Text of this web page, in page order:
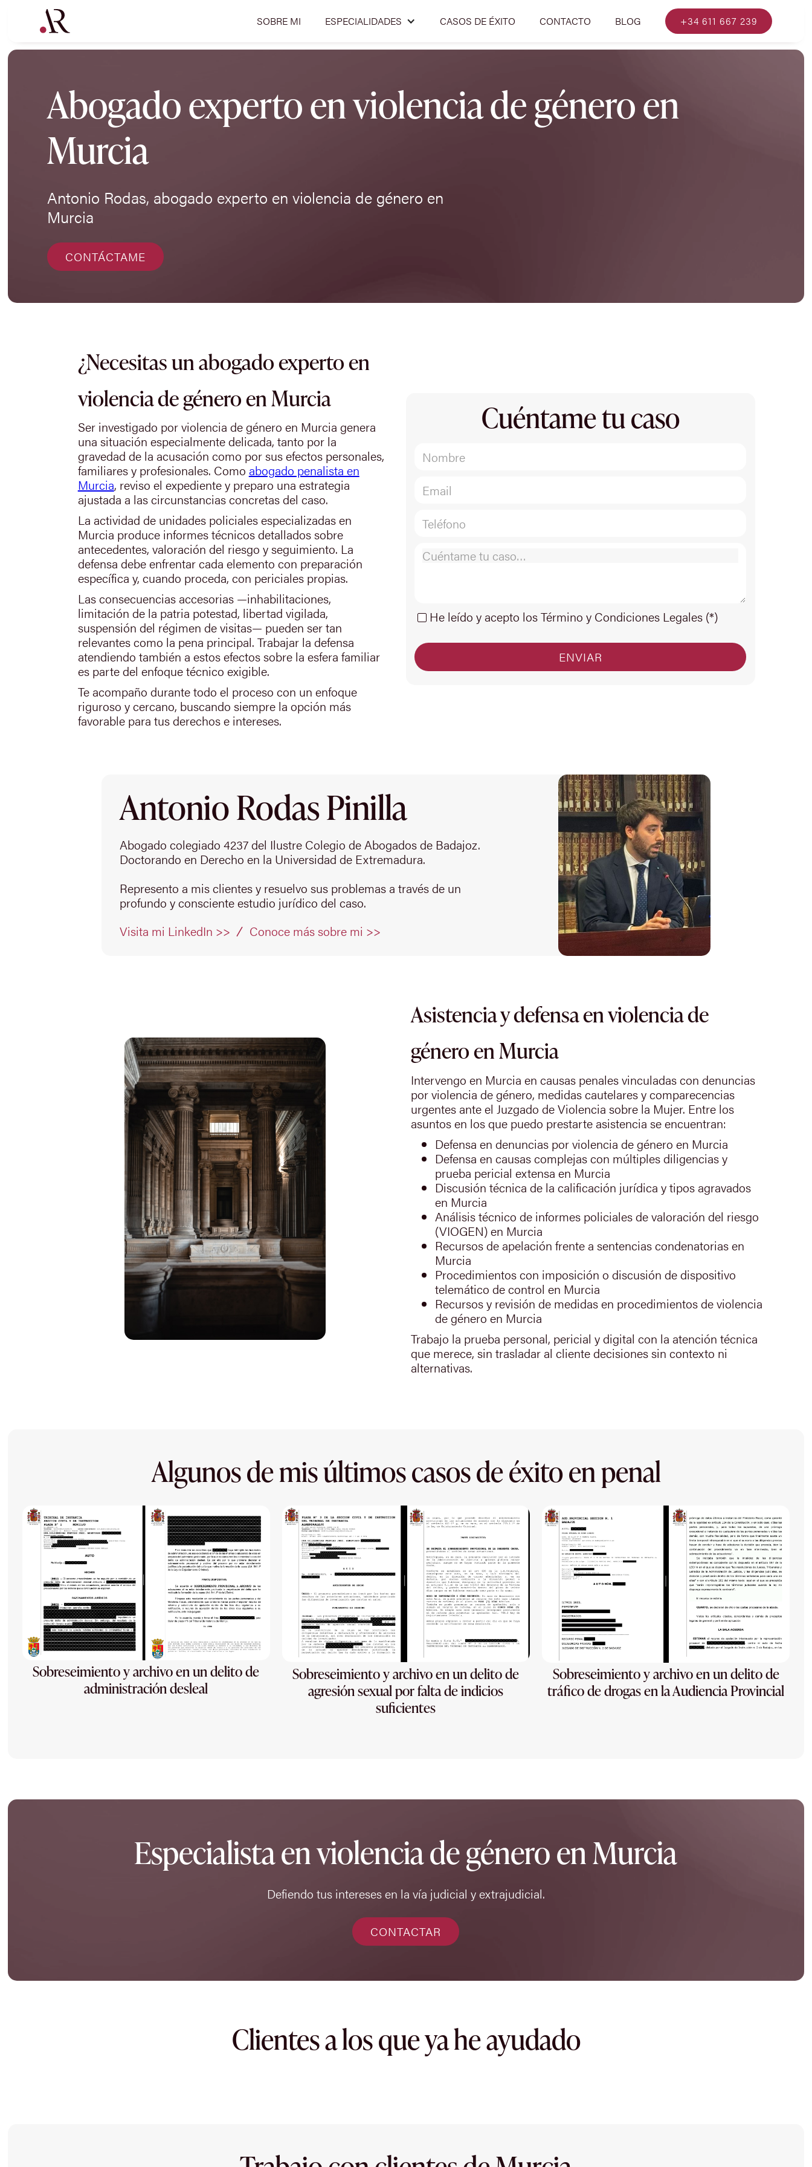
SOBRE MI ESPECIALIDADES CASOS DE ÉXITO CONTACTO BLOG +34 611 667 239
Abogado experto en violencia de género en
Murcia
Antonio Rodas, abogado experto en violencia de género en
Murcia
CONTÁCTAME
¿Necesitas un abogado experto en
violencia de género en Murcia
Ser investigado por violencia de género en Murcia genera
una situación especialmente delicada, tanto por la
gravedad de la acusación como por sus efectos personales,
familiares y profesionales. Como abogado penalista en
Murcia, reviso el expediente y preparo una estrategia
ajustada a las circunstancias concretas del caso.
La actividad de unidades policiales especializadas en
Murcia produce informes técnicos detallados sobre
antecedentes, valoración del riesgo y seguimiento. La
defensa debe enfrentar cada elemento con preparación
específica y, cuando proceda, con periciales propias.
Las consecuencias accesorias —inhabilitaciones,
limitación de la patria potestad, libertad vigilada,
suspensión del régimen de visitas— pueden ser tan
relevantes como la pena principal. Trabajar la defensa
atendiendo también a estos efectos sobre la esfera familiar
es parte del enfoque técnico exigible.
Te acompaño durante todo el proceso con un enfoque
riguroso y cercano, buscando siempre la opción más
favorable para tus derechos e intereses.
Cuéntame tu caso
He leído y acepto los Término y Condiciones Legales (*)
Antonio Rodas Pinilla
Abogado colegiado 4237 del Ilustre Colegio de Abogados de Badajoz.
Doctorando en Derecho en la Universidad de Extremadura.
Represento a mis clientes y resuelvo sus problemas a través de un
profundo y consciente estudio jurídico del caso.
Visita mi LinkedIn >>
Conoce más sobre mi >>
Asistencia y defensa en violencia de
género en Murcia
Intervengo en Murcia en causas penales vinculadas con denuncias
por violencia de género, medidas cautelares y comparecencias
urgentes ante el Juzgado de Violencia sobre la Mujer. Entre los
asuntos en los que puedo prestarte asistencia se encuentran:
Defensa en denuncias por violencia de género en Murcia
Defensa en causas complejas con múltiples diligencias y
prueba pericial extensa en Murcia
Discusión técnica de la calificación jurídica y tipos agravados
en Murcia
Análisis técnico de informes policiales de valoración del riesgo
(VIOGEN) en Murcia
Recursos de apelación frente a sentencias condenatorias en
Murcia
Procedimientos con imposición o discusión de dispositivo
telemático de control en Murcia
Recursos y revisión de medidas en procedimientos de violencia
de género en Murcia
Trabajo la prueba personal, pericial y digital con la atención técnica
que merece, sin trasladar al cliente decisiones sin contexto ni
alternativas.
Algunos de mis últimos casos de éxito en penal
Sobreseimiento y archivo en un delito de
administración desleal
Sobreseimiento y archivo en un delito de
agresión sexual por falta de indicios
suficientes
Sobreseimiento y archivo en un delito de
tráfico de drogas en la Audiencia Provincial
Especialista en violencia de género en Murcia
Defiendo tus intereses en la vía judicial y extrajudicial.
CONTACTAR
Clientes a los que ya he ayudado